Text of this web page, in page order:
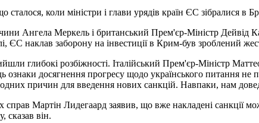
коли міністри і глави урядів країн ЄС зібралися в
Ангела Меркель і британський Прем'єр-Міністр Дейвід
ЄС наклав заборону на інвестиції в Крим-був зроблений
глибокі розбіжності. Італійський Прем'єр-Міністр
ознаки досягнення прогресу щодо українського питання
причин для введення нових санкцій. Навпаки, нам
справ Мартін Лидегаард заявив, що вже накладені санкції
сказав він.